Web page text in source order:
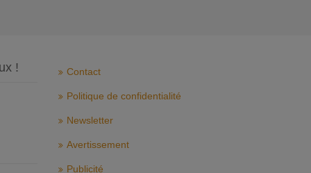
! Contact
Politique de confidentialité
Newsletter
Avertissement
Publicité